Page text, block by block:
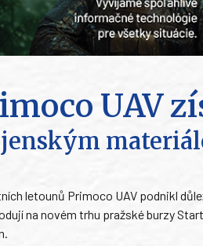
UAV
letounů Primoco UAV podnikl
na novém trhu pražské burzy